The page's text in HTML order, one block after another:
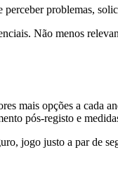
problemas,
Não menos
mais opções a cada
pós-registo e
jogo justo a par de